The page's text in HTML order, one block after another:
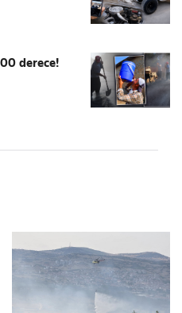
derece!